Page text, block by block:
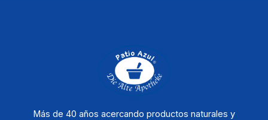
Más de 40 años acercando productos naturales y